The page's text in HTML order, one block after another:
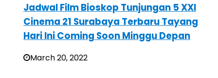
Jadwal Film Bioskop Tunjungan 5 XXI
Cinema 21 Surabaya Terbaru Tayang
Hari Ini Coming Soon Minggu Depan
March 20, 2022